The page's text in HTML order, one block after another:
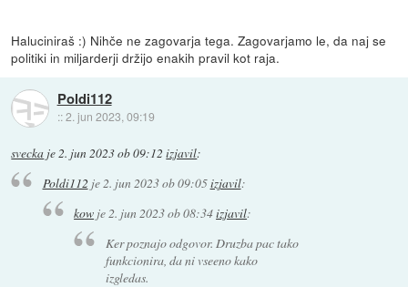
Haluciniraš :) Nihče ne zagovarja tega. Zagovarjamo le, da naj se
politiki in miljarderji držijo enakih pravil kot raja.
Poldi112
::2. jun 2023, 09:19
svecka je2. jun 2023 ob 09:12 izjavil:
Poldi112je2. jun 2023 ob 09:05izjavil:
kow je2. jun 2023 ob 08:34izjavil:
Ker poznajo odgovor. Druzba pac tako
funkcionira, da ni vseeno kako
izgledas.